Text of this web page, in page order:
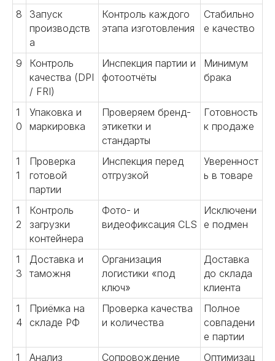
8
Запуск
производств
а
Контроль каждого
этапа изготовления
Стабильно
е качество
9
Контроль
качества (DPI
/ FRI)
Инспекция партии и
фотоотчёты
Минимум
брака
1
0
Упаковка и
маркировка
Проверяем бренд-
этикетки и
стандарты
Готовность
к продаже
1
1
Проверка
готовой
партии
Инспекция перед
отгрузкой
Уверенност
ь в товаре
1
2
Контроль
загрузки
контейнера
Фото- и
видеофиксация CLS
Исключени
е подмен
1
3
Доставка и
таможня
Организация
логистики «под
ключ»
Доставка
до склада
клиента
1
4
Приёмка на
складе РФ
Проверка качества
и количества
Полное
совпадени
е партии
1
Анализ Сопровождение Оптимизац